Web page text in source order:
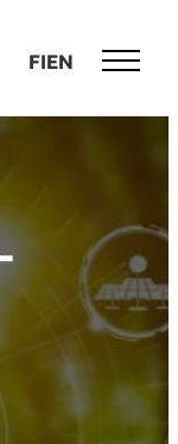
FIEN